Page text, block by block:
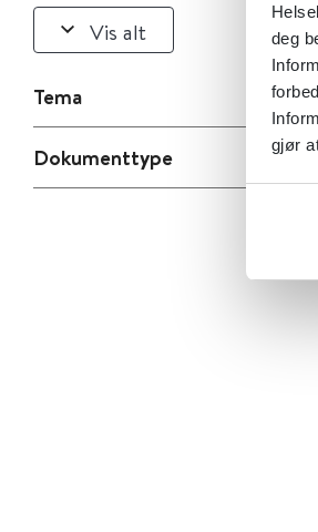
deg
gjør
Vis alt
Tema
Dokumenttype